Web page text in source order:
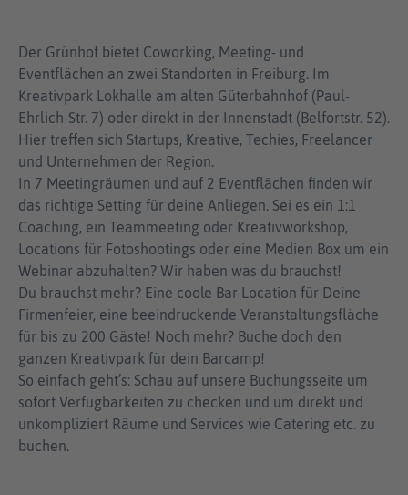
Der Grünhof bietet Coworking, Meeting- und
Eventflächen an zwei Standorten in Freiburg. Im
Kreativpark Lokhalle am alten Güterbahnhof (Paul-
Ehrlich-Str. 7) oder direkt in der Innenstadt (Belfortstr. 52).
Hier treffen sich Startups, Kreative, Techies, Freelancer
und Unternehmen der Region.
In 7 Meetingräumen und auf 2 Eventflächen finden wir
das richtige Setting für deine Anliegen. Sei es ein 1:1
Coaching, ein Teammeeting oder Kreativworkshop,
Locations für Fotoshootings oder eine Medien Box um ein
Webinar abzuhalten? Wir haben was du brauchst!
Du brauchst mehr? Eine coole Bar Location für Deine
Firmenfeier, eine beeindruckende Veranstaltungsfläche
für bis zu 200 Gäste! Noch mehr? Buche doch den
ganzen Kreativpark für dein Barcamp!
So einfach geht’s: Schau auf unsere Buchungsseite um
sofort Verfügbarkeiten zu checken und um direkt und
unkompliziert Räume und Services wie Catering etc. zu
buchen.